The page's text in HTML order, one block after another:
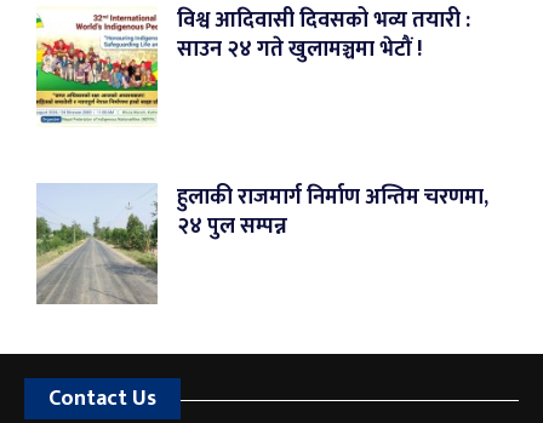
विश्व आदिवासी दिवसको भव्य तयारी :
साउन २४ गते खुलामञ्चमा भेटौं !
हुलाकी राजमार्ग निर्माण अन्तिम चरणमा,
२४ पुल सम्पन्न
Contact Us